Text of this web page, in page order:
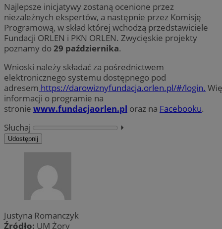
Najlepsze inicjatywy zostaną ocenione przez
niezależnych ekspertów, a następnie przez Komisję
Programową, w skład której wchodzą przedstawiciele
Fundacji ORLEN i PKN ORLEN. Zwycięskie projekty
poznamy do29 października.
Wnioski należy składać za pośrednictwem
elektronicznego systemu dostępnego pod
adresem https://darowiznyfundacja.orlen.pl/#/login.
informacji o programie na
stronie www.fundacjaorlen.pl oraz na Facebooku.
Słuchaj
⏵︎
Udostępnij
Justyna Romanczyk
Źródło: UM Żory